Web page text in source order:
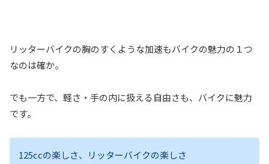
リッターバイクの胸のすくような加速もバイクの魅力の１つ
なのは確か。
でも一方で、軽さ・手の内に扱える自由さも、バイクに魅力
です。
125ccの楽しさ、リッターバイクの楽しさ